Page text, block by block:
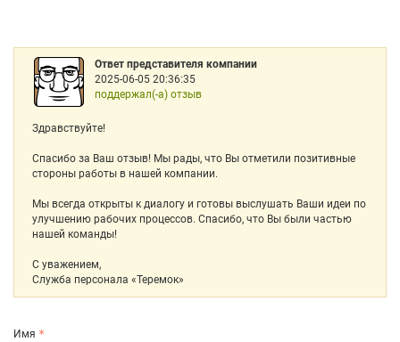
Ответ представителя компании
2025-06-05 20:36:35
поддержал(-а) отзыв
Здравствуйте!
Спасибо за Ваш отзыв! Мы рады, что Вы отметили позитивные
стороны работы в нашей компании.
Мы всегда открыты к диалогу и готовы выслушать Ваши идеи по
улучшению рабочих процессов. Спасибо, что Вы были частью
нашей команды!
С уважением,
Служба персонала «Теремок»
Имя